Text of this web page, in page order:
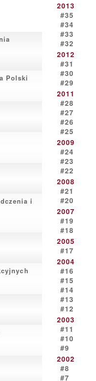
Polski
i
2013
#35
#34
#33
#32
2012
#31
#30
#29
2011
#28
#27
#26
#25
2009
#24
#23
#22
2008
#21
#20
2007
#19
#18
2005
#17
2004
#16
#15
#14
#13
#12
2003
#11
#10
#9
2002
#8
#7